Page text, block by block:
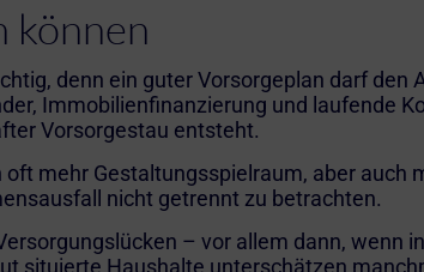
können
denn ein guter Vorsorgeplan darf den
Immobilienfinanzierung und laufende
Vorsorgestau entsteht.
mehr Gestaltungsspielraum, aber auch
nicht getrennt zu betrachten.
– vor allem dann, wenn
situierte Haushalte unterschätzen